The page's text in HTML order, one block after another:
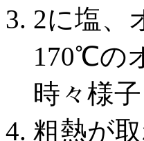
2に塩、
170℃の
時々様
粗熱が